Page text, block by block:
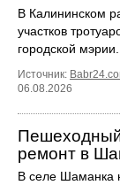
В Калининском
участков
городской мэрии.
Источник:
06.08.2026
Пешеходный
ремонт в
В селе Шаманка